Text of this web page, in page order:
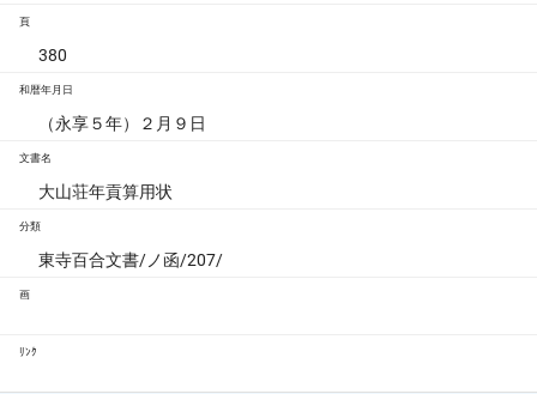
頁
380
和暦年月日
（永享５年）２月９日
文書名
大山荘年貢算用状
分類
東寺百合文書/ノ函/207/
画
ﾘﾝｸ